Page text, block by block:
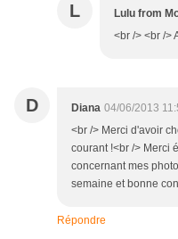
L Lulu from
<br /> <br />
D Diana 04/06/2013
<br /> Merci d'avoir
courant !<br /> Merci
concernant mes
semaine et bonne
Répondre